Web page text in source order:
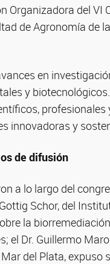
Organizadora del VI
de Agronomía de
en
y
profesionales
innovadoras y
de difusión
a lo largo del
Schor, del
la
el Dr. Guillermo
del Plata, expuso